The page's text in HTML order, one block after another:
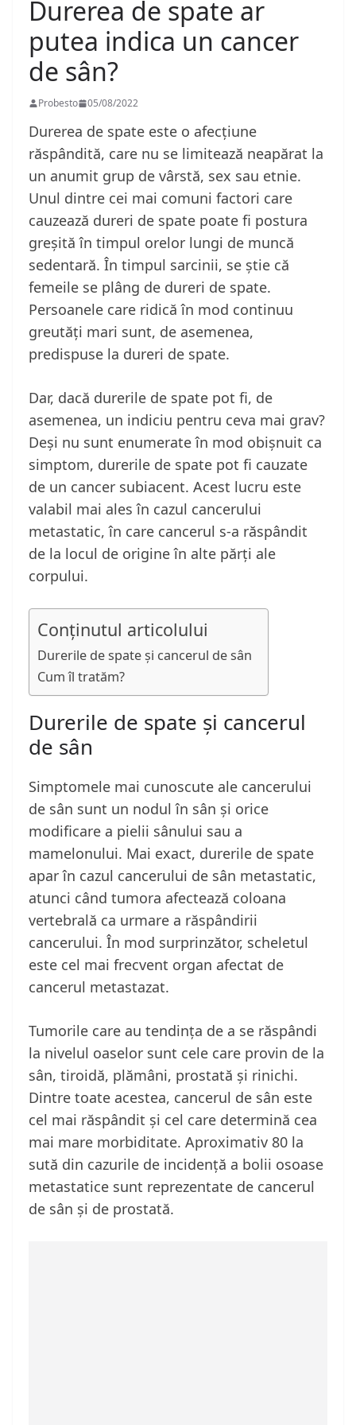
Durerea de spate ar
putea indica un cancer
de sân?
Probesto 05/08/2022
Durerea de spate este o afecțiune
răspândită, care nu se limitează neapărat la
un anumit grup de vârstă, sex sau etnie.
Unul dintre cei mai comuni factori care
cauzează dureri de spate poate fi postura
greșită în timpul orelor lungi de muncă
sedentară. În timpul sarcinii, se știe că
femeile se plâng de dureri de spate.
Persoanele care ridică în mod continuu
greutăți mari sunt, de asemenea,
predispuse la dureri de spate.
Dar, dacă durerile de spate pot fi, de
asemenea, un indiciu pentru ceva mai grav?
Deși nu sunt enumerate în mod obișnuit ca
simptom, durerile de spate pot fi cauzate
de un cancer subiacent. Acest lucru este
valabil mai ales în cazul cancerului
metastatic, în care cancerul s-a răspândit
de la locul de origine în alte părți ale
corpului.
Conținutul articolului
Durerile de spate și cancerul de sân
Cum îl tratăm?
Durerile de spate și cancerul
de sân
Simptomele mai cunoscute ale cancerului
de sân sunt un nodul în sân și orice
modificare a pielii sânului sau a
mamelonului. Mai exact, durerile de spate
apar în cazul cancerului de sân metastatic,
atunci când tumora afectează coloana
vertebrală ca urmare a răspândirii
cancerului. În mod surprinzător, scheletul
este cel mai frecvent organ afectat de
cancerul metastazat.
Tumorile care au tendința de a se răspândi
la nivelul oaselor sunt cele care provin de la
sân, tiroidă, plămâni, prostată și rinichi.
Dintre toate acestea, cancerul de sân este
cel mai răspândit și cel care determină cea
mai mare morbiditate. Aproximativ 80 la
sută din cazurile de incidență a bolii osoase
metastatice sunt reprezentate de cancerul
de sân și de prostată.